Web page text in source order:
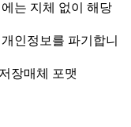
는 지체 없이 해당
인정보를 파기합니
장매체 포맷